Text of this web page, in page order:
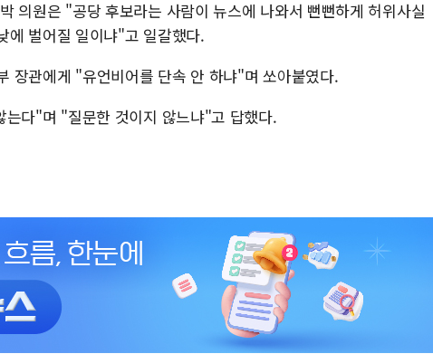
의원은 "공당 후보라는 사람이 뉴스에 나와서 뻔뻔하게 허위사실
에 벌어질 일이냐"고 일갈했다.
장관에게 "유언비어를 단속 안 하냐"며 쏘아붙였다.
다"며 "질문한 것이지 않느냐"고 답했다.